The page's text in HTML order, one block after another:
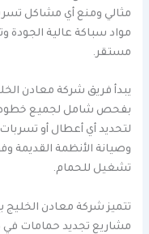
مثالي ومنع أي مشاكل
مواد سباكة عالية الجودة
مستقر.
يبدأ فريق شركة معادن
بفحص شامل لجميع خطوط
لتحديد أي أعطال أو
وصيانة الأنظمة القديمة
تشغيل للحمام.
تتميز شركة معادن الخليج
مشاريع تجديد حمامات في